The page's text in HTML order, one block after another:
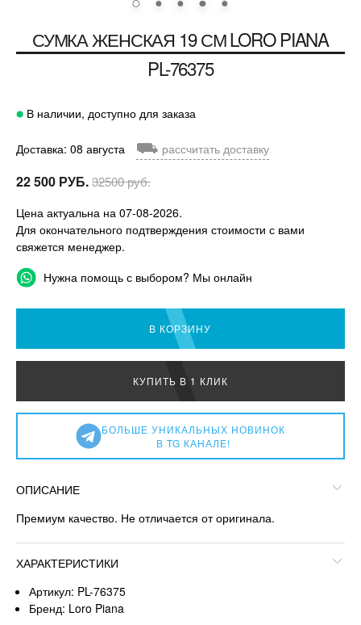
СУМКА ЖЕНСКАЯ 19 СМLORO PIANA
PL-76375
В наличии, доступно для заказа
Доставка: 08 августа ⛟ рассчитать доставку
22 500 РУБ.32500 руб.
Цена актуальна на 07-08-2026.
Для окончательного подтверждения стоимости с вами
свяжется менеджер.
Нужна помощь с выбором? Мы онлайн
В КОРЗИНУ
КУПИТЬ В 1 КЛИК
БОЛЬШЕ УНИКАЛЬНЫХ НОВИНОК
В TG КАНАЛЕ!
ОПИСАНИЕ
Премиум качество. Не отличается от оригинала.
ХАРАКТЕРИСТИКИ
Артикул: PL-76375
Бренд: Loro Piana